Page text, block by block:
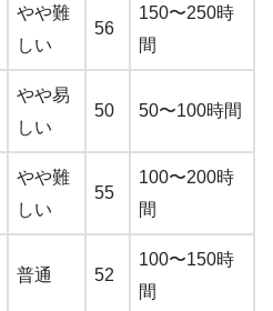
やや難
しい
56
150〜250時
間
やや易
しい
50 50〜100時間
やや難
しい
55
100〜200時
間
普通 52
100〜150時
間